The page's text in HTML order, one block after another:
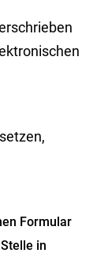
Formular
in